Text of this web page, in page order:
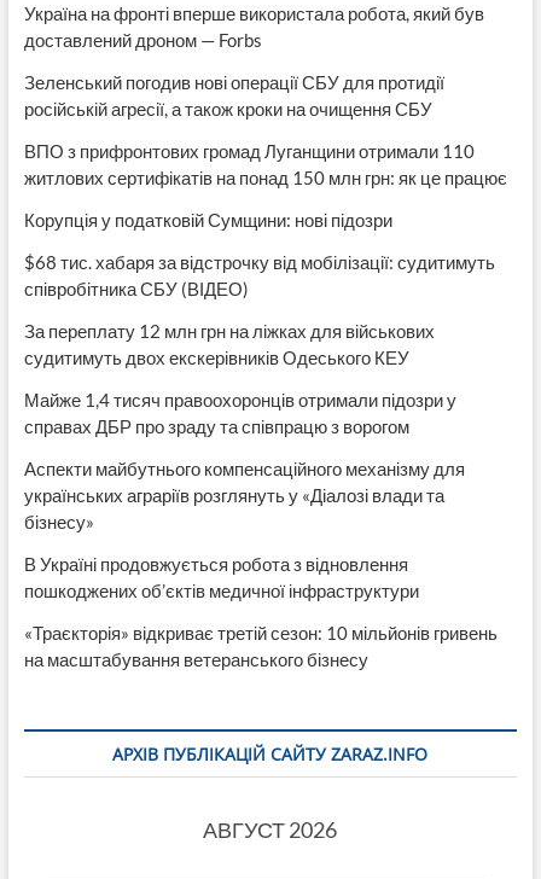
Україна на фронті вперше використала робота, який був
доставлений дроном — Forbs
Зеленський погодив нові операції СБУ для протидії
російській агресії, а також кроки на очищення СБУ
ВПО з прифронтових громад Луганщини отримали 110
житлових сертифікатів на понад 150 млн грн: як це працює
Корупція у податковій Сумщини: нові підозри
$68 тис. хабаря за відстрочку від мобілізації: судитимуть
співробітника СБУ (ВІДЕО)
За переплату 12 млн грн на ліжках для військових
судитимуть двох екскерівників Одеського КЕУ
Майже 1,4 тисяч правоохоронців отримали підозри у
справах ДБР про зраду та співпрацю з ворогом
Аспекти майбутнього компенсаційного механізму для
українських аграріїв розглянуть у «Діалозі влади та
бізнесу»
В Україні продовжується робота з відновлення
пошкоджених об’єктів медичної інфраструктури
«Траєкторія» відкриває третій сезон: 10 мільйонів гривень
на масштабування ветеранського бізнесу
АРХІВ ПУБЛІКАЦІЙ САЙТУ ZARAZ.INFO
АВГУСТ 2026